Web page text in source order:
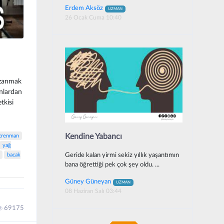
yağ
bacak
69175
Erdem Aksöz UZMAN
26 Ocak Cuma 10:40
Kendine Yabancı
Geride kalan yirmi sekiz yıllık yaşantımın
bana öğrettiği pek çok şey oldu. ...
Güney Güneyan UZMAN
08 Haziran Salı 03:44